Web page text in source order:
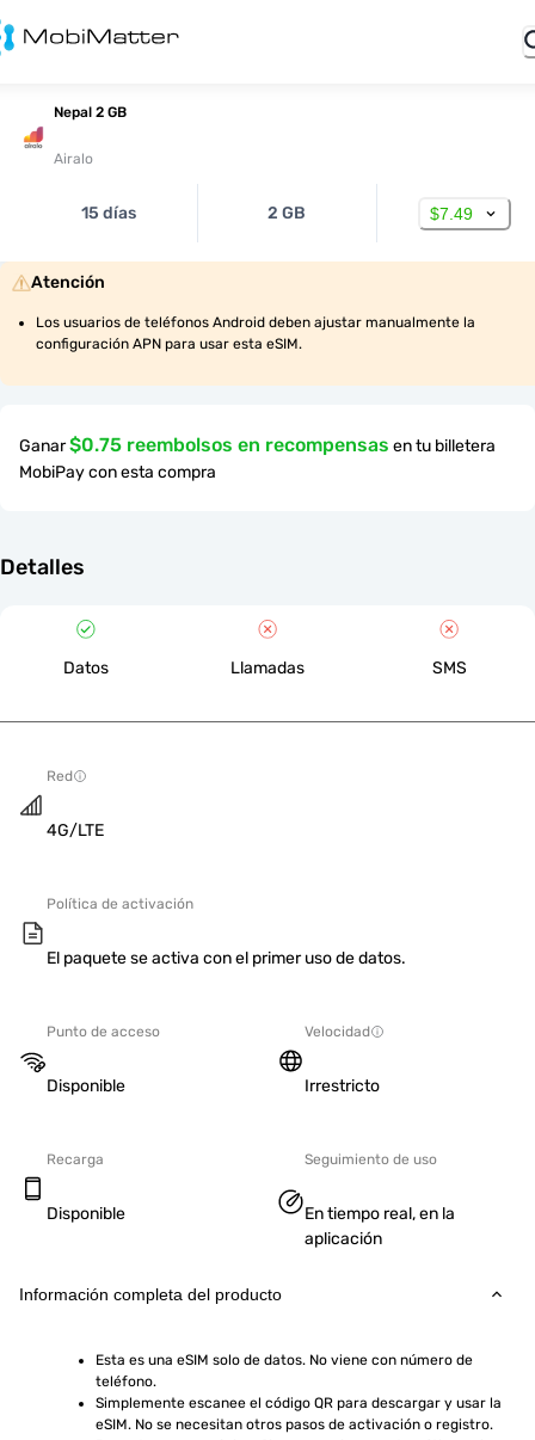
Nepal 2 GB
Airalo
15 días 2 GB $7.49
Atención
Los usuarios de teléfonos Android deben ajustar manualmente la
configuración APN para usar esta eSIM.
Ganar$0.75 reembolsos en recompensas en tu billetera
MobiPay con esta compra
Detalles
Datos Llamadas SMS
Red
4G/LTE
Política de activación
El paquete se activa con el primer uso de datos.
Punto de acceso
Disponible
Velocidad
Irrestricto
Recarga
Disponible
Seguimiento de uso
En tiempo real, en la
aplicación
Información completa del producto
Esta es una eSIM solo de datos. No viene con número de
teléfono.
Simplemente escanee el código QR para descargar y usar la
eSIM. No se necesitan otros pasos de activación o registro.